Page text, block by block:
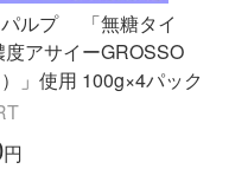
ルプ 「無糖タイ
（グロッソ）」使用 100g×4パック
円